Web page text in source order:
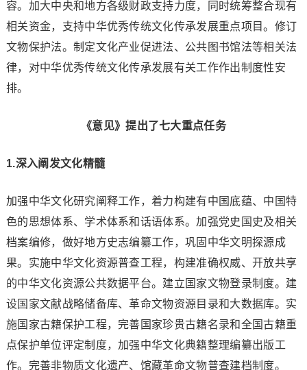
容。加大中央和地方各级财政支持力度，同时统筹整合现有
相关资金，支持中华优秀传统文化传承发展重点项目。修订
文物保护法。制定文化产业促进法、公共图书馆法等相关法
律，对中华优秀传统文化传承发展有关工作作出制度性安
排。
《意见》提出了七大重点任务
1.深入阐发文化精髓
加强中华文化研究阐释工作，着力构建有中国底蕴、中国特
色的思想体系、学术体系和话语体系。加强党史国史及相关
档案编修，做好地方史志编纂工作，巩固中华文明探源成
果。实施中华文化资源普查工程，构建准确权威、开放共享
的中华文化资源公共数据平台。建立国家文物登录制度。建
设国家文献战略储备库、革命文物资源目录和大数据库。实
施国家古籍保护工程，完善国家珍贵古籍名录和全国古籍重
点保护单位评定制度，加强中华文化典籍整理编纂出版工
作。完善非物质文化遗产、馆藏革命文物普查建档制度。